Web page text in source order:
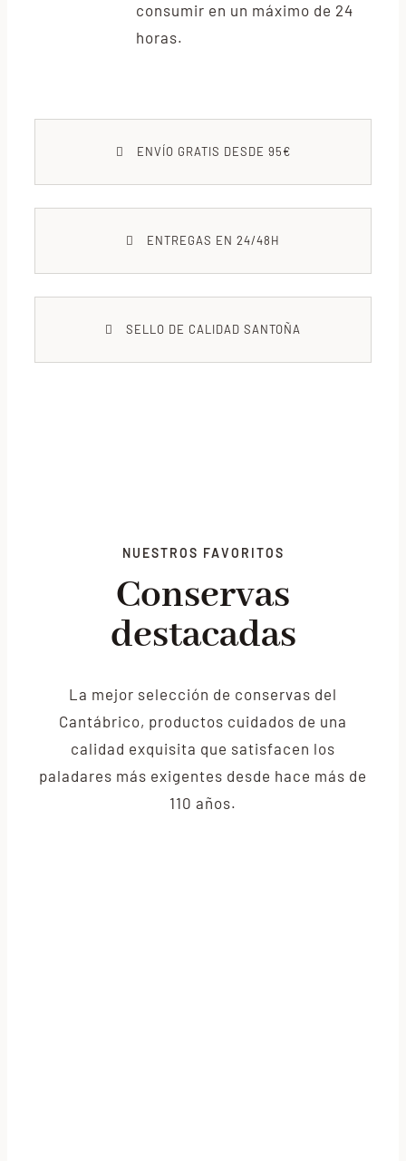
consumir en un máximo de 24
horas.
ENVÍO GRATIS DESDE 95€
ENTREGAS EN 24/48H
SELLO DE CALIDAD SANTOÑA
NUESTROS FAVORITOS
Conservas
destacadas
La mejor selección de conservas del
Cantábrico, productos cuidados de una
calidad exquisita que satisfacen los
paladares más exigentes desde hace más de
110 años.